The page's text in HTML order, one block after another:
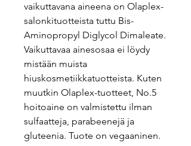
vaikuttavana aineena on Olaplex-
salonkituotteista tuttu Bis-
Aminopropyl Diglycol Dimaleate.
Vaikuttavaa ainesosaa ei löydy
mistään muista
hiuskosmetiikkatuotteista. Kuten
muutkin Olaplex-tuotteet, No.5
hoitoaine on valmistettu ilman
sulfaatteja, parabeenejä ja
gluteenia. Tuote on vegaaninen.